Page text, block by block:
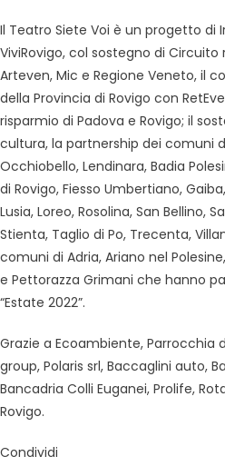
Il Teatro Siete Voi è un progetto di
ViviRovigo, col sostegno di
Arteven, Mic e Regione Veneto, il
della Provincia di Rovigo con
risparmio di Padova e Rovigo; il
cultura, la partnership dei comuni
Occhiobello, Lendinara, Badia
di Rovigo, Fiesso Umbertiano,
Lusia, Loreo, Rosolina, San Bellino,
Stienta, Taglio di Po, Trecenta,
comuni di Adria, Ariano nel
e Pettorazza Grimani che hanno
“Estate 2022”.
Grazie a Ecoambiente, Parrocchia
group, Polaris srl, Baccaglini auto,
Bancadria Colli Euganei, Prolife,
Rovigo.
Condividi